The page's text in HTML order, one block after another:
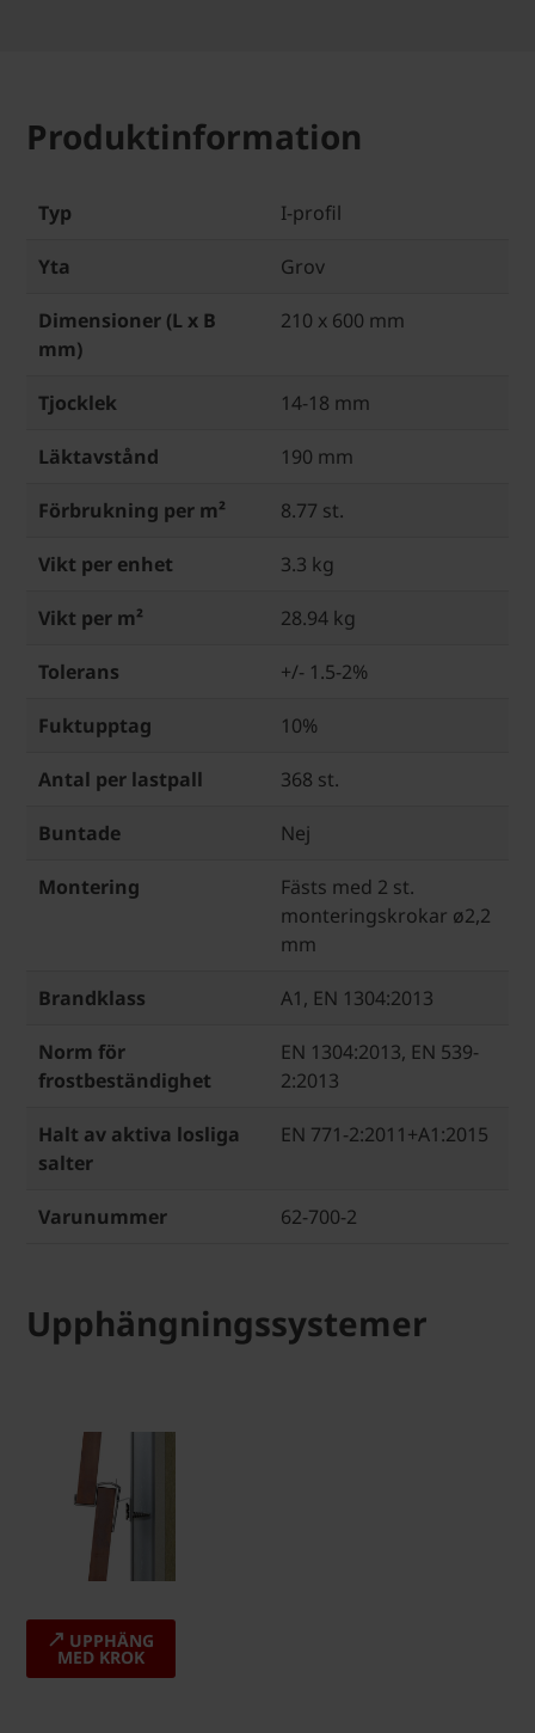
Produktinformation
Typ I-profil
Yta Grov
Dimensioner (L x B
mm)
210 x 600 mm
Tjocklek 14-18 mm
Läktavstånd 190 mm
Förbrukning per m² 8.77 st.
Vikt per enhet 3.3 kg
Vikt per m² 28.94 kg
Tolerans +/- 1.5-2%
Fuktupptag 10%
Antal per lastpall 368 st.
Buntade Nej
Montering
Fästs med 2 st.
monteringskrokar ø2,2
mm
Brandklass A1, EN 1304:2013
Norm för
frostbeständighet
EN 1304:2013, EN 539-
2:2013
Halt av aktiva losliga
salter
EN 771-2:2011+A1:2015
Varunummer 62-700-2
Upphängningssystemer
UPPHÄNG
MED KROK